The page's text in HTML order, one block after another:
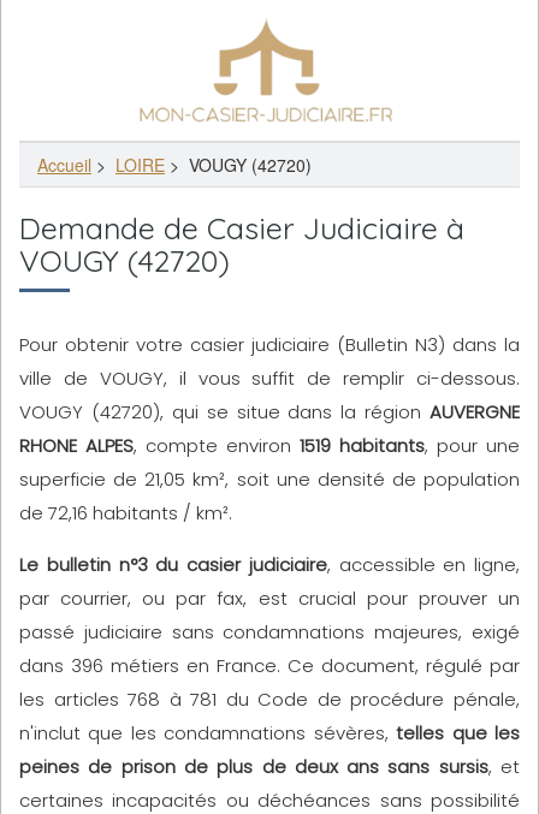
Accueil > LOIRE > VOUGY (42720)
Demande de Casier Judiciaire à
VOUGY (42720)
Pour obtenir votre casier judiciaire (Bulletin N3) dans la
ville de VOUGY, il vous suffit de remplir ci-dessous.
VOUGY (42720), qui se situe dans la région AUVERGNE
RHONE ALPES, compte environ 1519 habitants, pour une
superficie de 21,05 km², soit une densité de population
de 72,16 habitants / km².
Le bulletin n°3 du casier judiciaire, accessible en ligne,
par courrier, ou par fax, est crucial pour prouver un
passé judiciaire sans condamnations majeures, exigé
dans 396 métiers en France. Ce document, régulé par
les articles 768 à 781 du Code de procédure pénale,
n'inclut que les condamnations sévères,telles que les
peines de prison de plus de deux ans sans sursis, et
certaines incapacités ou déchéances sans possibilité